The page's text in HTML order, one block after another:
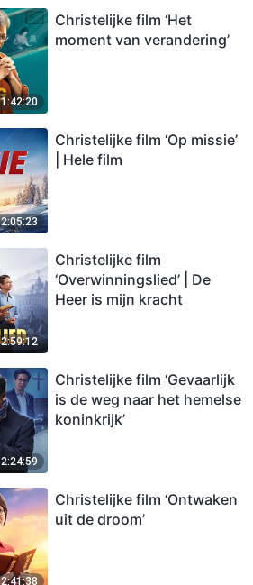
1:42:20
Christelijke film ‘Het
moment van verandering’
2:05:23
Christelijke film ‘Op missie’
| Hele film
2:59:12
Christelijke film
‘Overwinningslied’ | De
Heer is mijn kracht
2:24:59
Christelijke film ‘Gevaarlijk
is de weg naar het hemelse
koninkrijk’
2:41:38
Christelijke film ‘Ontwaken
uit de droom’